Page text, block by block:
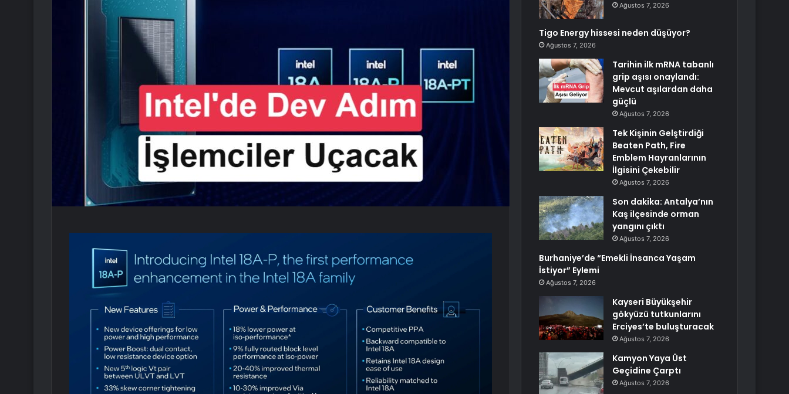
Ağustos 7, 2026
Tigo Energy hissesi neden düşüyor?
Ağustos 7, 2026
Tarihin ilk mRNA tabanlı
grip aşısı onaylandı:
Mevcut aşılardan daha
güçlü
Ağustos 7, 2026
Tek Kişinin Gelştirdiği
Beaten Path, Fire
Emblem Hayranlarının
İlgisini Çekebilir
Ağustos 7, 2026
Son dakika: Antalya’nın
Kaş ilçesinde orman
yangını çıktı
Ağustos 7, 2026
Burhaniye’de “Emekli İnsanca Yaşam
İstiyor” Eylemi
Ağustos 7, 2026
Kayseri Büyükşehir
gökyüzü tutkunlarını
Erciyes’te buluşturacak
Ağustos 7, 2026
Kamyon Yaya Üst
Geçidine Çarptı
Ağustos 7, 2026